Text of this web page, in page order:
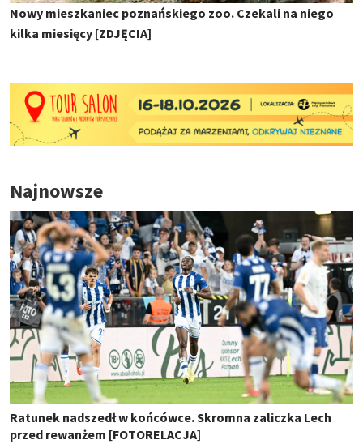
Nowy mieszkaniec poznańskiego zoo. Czekali na niego
kilka miesięcy [ZDJĘCIA]
Najnowsze
Ratunek nadszedł w końcówce. Skromna zaliczka Lech
przed rewanżem [FOTORELACJA]